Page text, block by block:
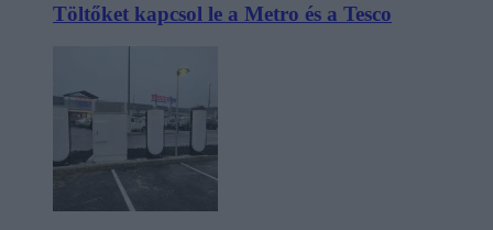
Töltőket kapcsol le a Metro és a Tesco